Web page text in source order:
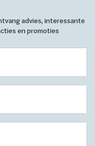
advies, interessante
en promoties